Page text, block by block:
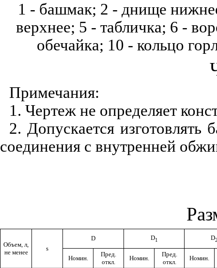
1 - башмак; 2 - днище
верхнее; 5 - табличка; 6 -
обечайка; 10 - кольцо
Примечания:
1. Чертеж не определяет
2. Допускается
соединения с внутренней
Объем, л,
не менее
s
D D1 D
Номин.
Пред.
откл.
Номин.
Пред.
откл.
Номин.